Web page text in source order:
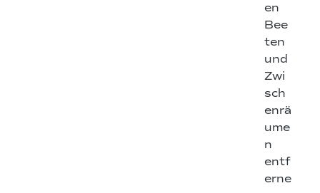
en
Bee
ten
und
Zwi
sch
enrä
ume
n
entf
erne